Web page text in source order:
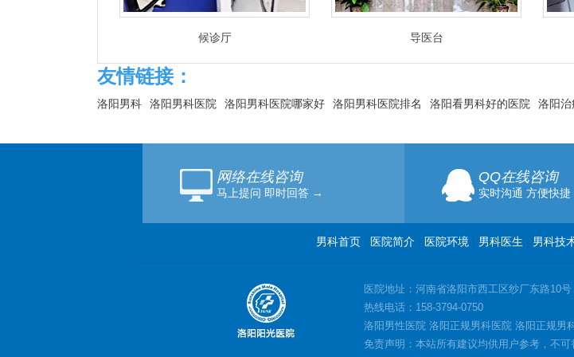
候诊厅 导医台
友情链接：
洛阳男科 洛阳男科医院 洛阳男科医院哪家好 洛阳男科医院排名 洛阳看男科好的医院 洛阳
网络在线咨询
马上提问 即时回答 →
QQ在线咨询
实时沟通 方便快
男科首页 医院简介 医院环境 男科医生 男科技
医院地址：河南省洛阳市西工区纱厂东路10
热线电话：158-3794-0750
洛阳男性医院 洛阳正规男科医院 洛阳正规男
免责声明：本站所有建议均供用户参考，不